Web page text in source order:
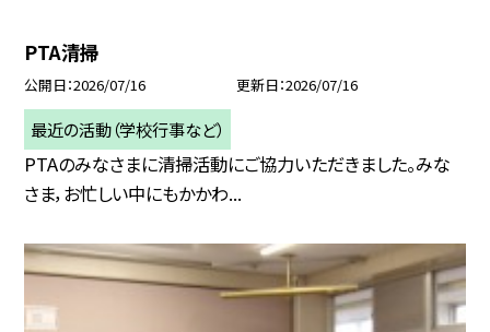
PTA清掃
公開日 2026/07/16 更新日 2026/07/16
最近の活動（学校行事など）
PTAのみなさまに清掃活動にご協力いただきました。みな
さま，お忙しい中にもかかわ...